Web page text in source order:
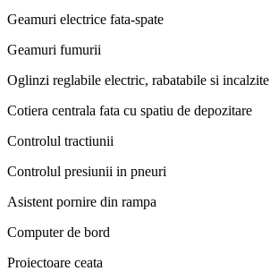
Geamuri electrice fata-spate
Geamuri fumurii
Oglinzi reglabile electric, rabatabile si incalzite
Cotiera centrala fata cu spatiu de depozitare
Controlul tractiunii
Controlul presiunii in pneuri
Asistent pornire din rampa
Computer de bord
Proiectoare ceata